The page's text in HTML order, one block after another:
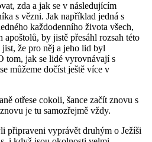
zda a jak se v následujícím
s vězni. Jak například jedná s
každodenního života všech,
apoštolů, by jistě přesáhl rozsah této
že pro něj a jeho lid byl
tom, jak se lidé vyrovnávají s
můžeme dočíst ještě více v
otřese cokoli, šance začít znovu s
je tu samozřejmě vždy.
připraveni vyprávět druhým o Ježíši